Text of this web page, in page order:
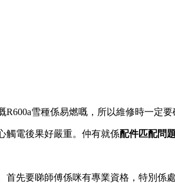
R600a雪種係易燃嘅，所以維修時一定
觸電後果好嚴重。仲有就係配件匹配問題
先要睇師傅係咪有專業資格，特別係